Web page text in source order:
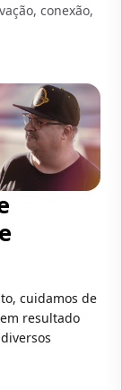
conexão,
cuidamos de
resultado